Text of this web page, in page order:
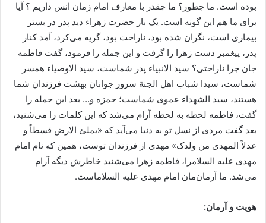
بوده است. ما چطور؟ ما چقدر با معارف امام زمان انس داریم ؟ آیا
برای ما هم این گونه است. یک بار حضرت زهراء دید پدر در بستر
بیماری است، نگران شده بود، ناراحت بود، گریه می‌کرد، آمد کنار
پدر، پیغمبر دست زهرا را گرفت و این جمله را فرمود، گفت فاطمه
جان چرا ناراحتی؟ سید الانبیاء پدر شماست، سید الاوصیاء همسر
شماست، سیدا شباب اهل الجنة سرور جوانان بهشت فرزندان شما
هستند، سید الشهداء عموی شماست؛ حمزه و… بعد این جمله را
گفت، فاطمه لحظه به لحظه آرام می‌شد که این کلمات را می‌شنید،
بعد گفت مردی از نسل تو به دنیا می‌آید که «یملئ الارض قسطاً و
عدلاً المهدی من ولدک» مهدی از فرزندان توست، همین که نام امام
مهدی علیه السلامرا، فاطمه زهرا می‌شنید خاطرش دیگه آرام
می‌شد. ما آرمان‌مان امام مهدی علیه السلاماست.
هویت و آرمان: